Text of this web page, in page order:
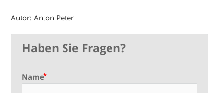
Autor: Anton Peter
Haben Sie Fragen?
Name